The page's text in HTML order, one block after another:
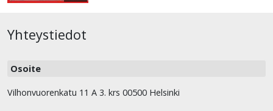
Yhteystiedot
Osoite
Vilhonvuorenkatu 11 A 3. krs 00500 Helsinki